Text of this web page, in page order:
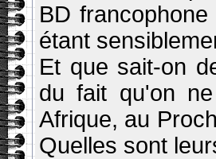
BD
étant
Et que sait-on
du fait qu'on
Afrique, au
Quelles sont